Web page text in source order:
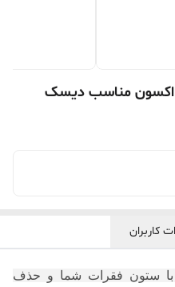
اکسون مناسب دیسک
کاربران
با ستون فقرات شما و حذف